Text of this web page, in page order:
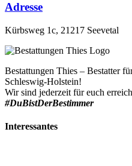
Adresse
Kürbsweg 1c, 21217 Seevetal
Bestattungen Thies – Bestatter
Schleswig-Holstein!
Wir sind jederzeit für euch
#DuBistDerBestimmer
Interessantes